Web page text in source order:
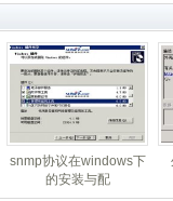
snmp协议在windows下
的安装与配